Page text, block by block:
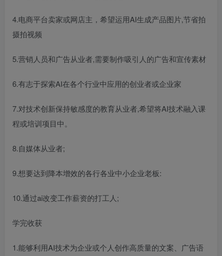
4.电商平台卖家或网店主，希望运用AI生成产品图片,节省拍
摄拍视频
5.营销人员和广告从业者,需要制作吸引人的广告和宣传素材
6.有志于探索AI在各个行业中应用的创业者或企业家
7.对技术创新保持敏感度的教育从业者,希望将AI技术融入课
程或培训项目中。
8.自媒体从业者;
9.想要达到降本增效的各行各业中小企业老板:
10.通过ai改变工作薪资的打工人;
学完收获
1.能够利用AI技术为企业或个人创作高质量的文案、广告语